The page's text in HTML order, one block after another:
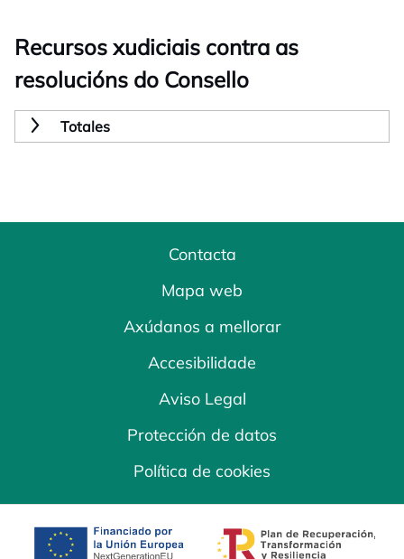
Recursos xudiciais contra as
resolucións do Consello
Totales
Contacta
Mapa web
Axúdanos a mellorar
Accesibilidade
Aviso Legal
Protección de datos
Política de cookies
opens in a new tab opens in a new